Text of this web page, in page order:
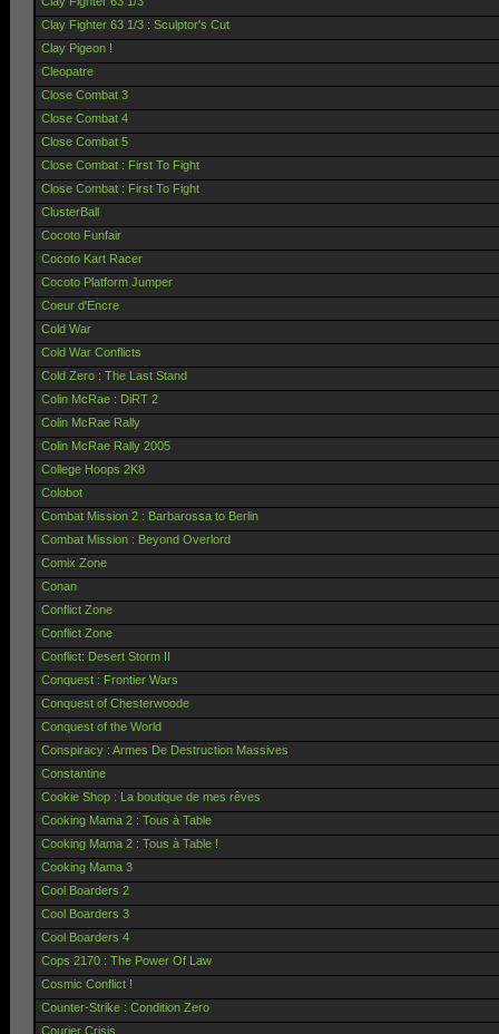
Clay Fighter 63 1/3 : Sculptor's Cut
Clay Pigeon !
Cleopatre
Close Combat 3
Close Combat 4
Close Combat 5
Close Combat : First To Fight
Close Combat : First To Fight
ClusterBall
Cocoto Funfair
Cocoto Kart Racer
Cocoto Platform Jumper
Coeur d'Encre
Cold War
Cold War Conflicts
Cold Zero : The Last Stand
Colin McRae : DiRT 2
Colin McRae Rally
Colin McRae Rally 2005
College Hoops 2K8
Colobot
Combat Mission 2 : Barbarossa to Berlin
Combat Mission : Beyond Overlord
Comix Zone
Conan
Conflict Zone
Conflict Zone
Conflict: Desert Storm II
Conquest : Frontier Wars
Conquest of Chesterwoode
Conquest of the World
Conspiracy : Armes De Destruction Massives
Constantine
Cookie Shop : La boutique de mes rêves
Cooking Mama 2 : Tous à Table
Cooking Mama 2 : Tous à Table !
Cooking Mama 3
Cool Boarders 2
Cool Boarders 3
Cool Boarders 4
Cops 2170 : The Power Of Law
Cosmic Conflict !
Counter-Strike : Condition Zero
Courier Crisis